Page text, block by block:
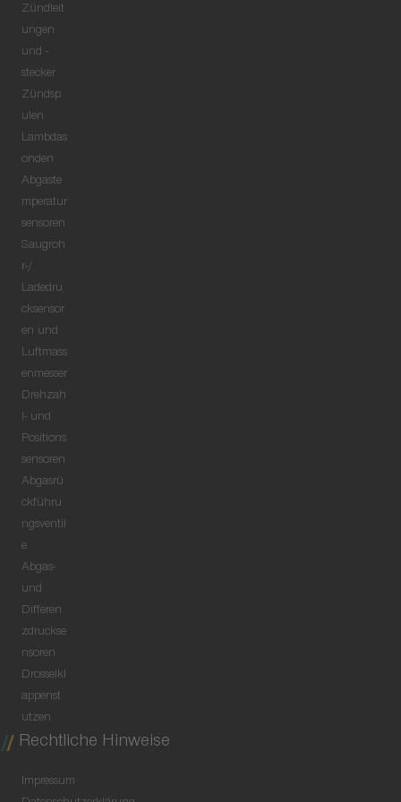
Zündleit
ungen
und -
stecker
Zündsp
ulen
Lambdas
onden
Abgaste
mperatur
sensoren
Saugroh
r-/
Ladedru
cksensor
en und
Luftmass
enmesser
Drehzah
l- und
Positions
sensoren
Abgasrü
ckführu
ngsventil
e
Abgas-
und
Differen
zdruckse
nsoren
Drosselkl
appenst
utzen
Rechtliche Hinweise
Impressum